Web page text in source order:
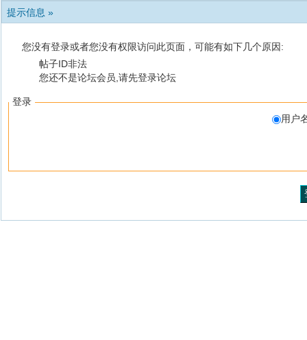
提示信息 »
您没有登录或者您没有权限访问此页面，可能有如下几个原因:
帖子ID非法
您还不是论坛会员,请先登录论坛
登录
用户